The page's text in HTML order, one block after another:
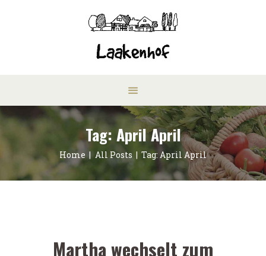
Tag: April April
Home All Posts Tag: April April
Martha wechselt zum